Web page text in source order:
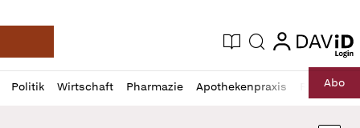
Deutsche Apotheker Zeitung
Aktuelle Ausgabe
Suche login
login
Politik Wirtschaft Pharmazie Apothekenpraxis RechtAbo
Profil
öffnen
Daz
Pur